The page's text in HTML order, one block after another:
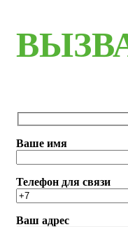
Ваше имя
Телефон для связи
Ваш адрес